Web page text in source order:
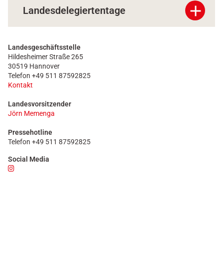
Landesdelegiertentage add
Landesgeschäftsstelle
Hildesheimer Straße 265
30519 Hannover
Telefon +49 511 87592825
Kontakt
Landesvorsitzender
Jörn Memenga
Pressehotline
Telefon +49 511 87592825
Social Media